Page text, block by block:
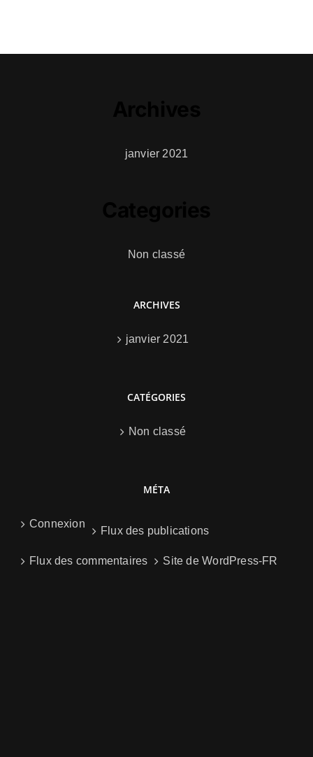
janvier 2021
Non classé
ARCHIVES
janvier 2021
CATÉGORIES
Non classé
MÉTA
Connexion
Flux des publications
Flux des commentaires Site de WordPress-FR